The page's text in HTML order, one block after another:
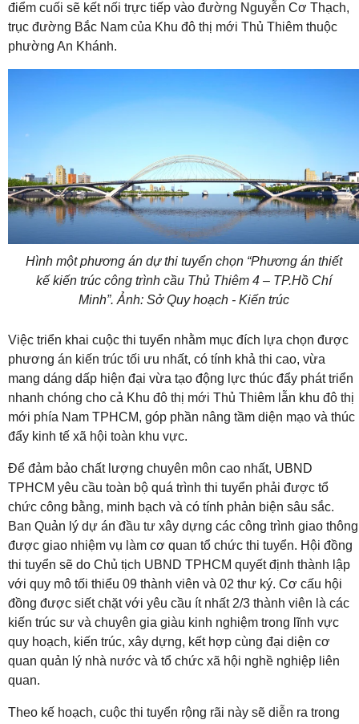
điểm cuối sẽ kết nối trực tiếp vào đường Nguyễn Cơ Thạch,
trục đường Bắc Nam của Khu đô thị mới Thủ Thiêm thuộc
phường An Khánh.
Hình một phương án dự thi tuyển chọn “Phương án thiết
kế kiến trúc công trình cầu Thủ Thiêm 4 – TP.Hồ Chí
Minh”. Ảnh: Sở Quy hoạch - Kiến trúc
Việc triển khai cuộc thi tuyển nhằm mục đích lựa chọn được
phương án kiến trúc tối ưu nhất, có tính khả thi cao, vừa
mang dáng dấp hiện đại vừa tạo động lực thúc đẩy phát triển
nhanh chóng cho cả Khu đô thị mới Thủ Thiêm lẫn khu đô thị
mới phía Nam TPHCM, góp phần nâng tầm diện mạo và thúc
đẩy kinh tế xã hội toàn khu vực.
Để đảm bảo chất lượng chuyên môn cao nhất, UBND
TPHCM yêu cầu toàn bộ quá trình thi tuyển phải được tổ
chức công bằng, minh bạch và có tính phản biện sâu sắc.
Ban Quản lý dự án đầu tư xây dựng các công trình giao thông
được giao nhiệm vụ làm cơ quan tổ chức thi tuyển. Hội đồng
thi tuyển sẽ do Chủ tịch UBND TPHCM quyết định thành lập
với quy mô tối thiểu 09 thành viên và 02 thư ký. Cơ cấu hội
đồng được siết chặt với yêu cầu ít nhất 2/3 thành viên là các
kiến trúc sư và chuyên gia giàu kinh nghiệm trong lĩnh vực
quy hoạch, kiến trúc, xây dựng, kết hợp cùng đại diện cơ
quan quản lý nhà nước và tổ chức xã hội nghề nghiệp liên
quan.
Theo kế hoạch, cuộc thi tuyển rộng rãi này sẽ diễn ra trong